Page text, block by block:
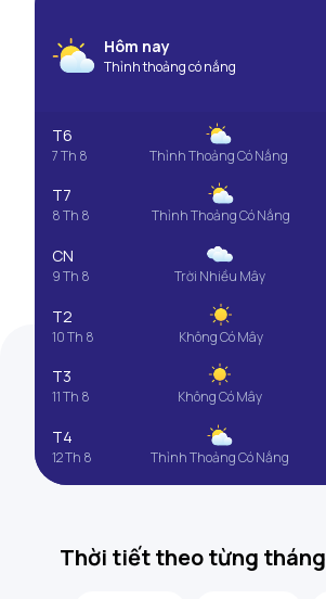
Hôm nay
Thỉnh thoảng có nắng
T6
7 Th 8 Thỉnh Thoảng Có Nắng
T7
8 Th 8 Thỉnh Thoảng Có Nắng
CN
9 Th 8 Trời Nhiều Mây
T2
10 Th 8 Không Có Mây
T3
11 Th 8 Không Có Mây
T4
12 Th 8 Thỉnh Thoảng Có Nắng
Thời tiết theo từng